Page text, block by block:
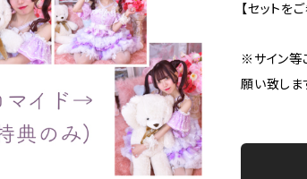
【セットを
※サイン等
願い致しま